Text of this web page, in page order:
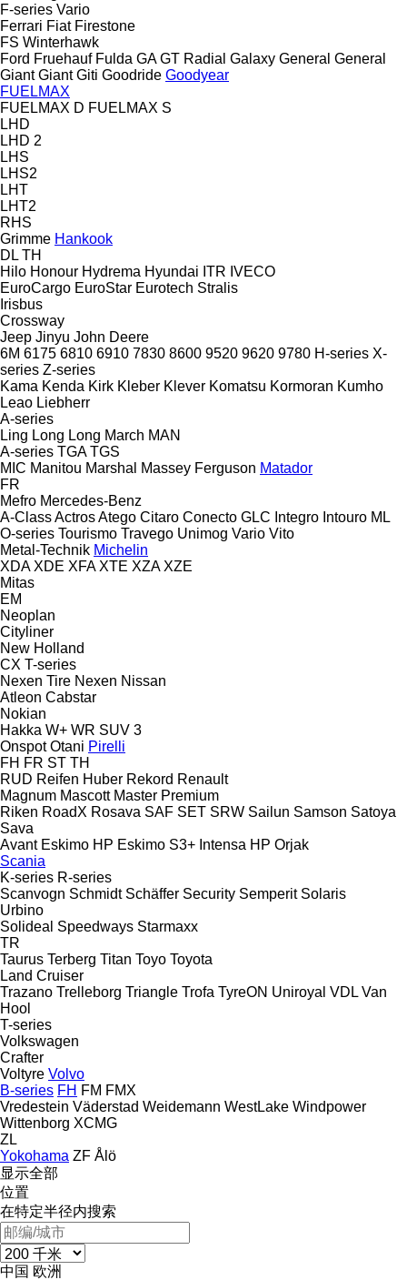
F-series Vario
Ferrari Fiat Firestone
FS Winterhawk
Ford Fruehauf Fulda GA GT Radial Galaxy General General
Giant Giant Giti Goodride Goodyear
FUELMAX
FUELMAX D FUELMAX S
LHD
LHD 2
LHS
LHS2
LHT
LHT2
RHS
Grimme Hankook
DL TH
Hilo Honour Hydrema Hyundai ITR IVECO
EuroCargo EuroStar Eurotech Stralis
Irisbus
Crossway
Jeep Jinyu John Deere
6M 6175 6810 6910 7830 8600 9520 9620 9780 H-series X-
series Z-series
Kama Kenda Kirk Kleber Klever Komatsu Kormoran Kumho
Leao Liebherr
A-series
Ling Long Long March MAN
A-series TGA TGS
MIC Manitou Marshal Massey Ferguson Matador
FR
Mefro Mercedes-Benz
A-ClassActrosAtego Citaro Conecto GLC Integro Intouro ML
O-series Tourismo Travego Unimog Vario Vito
Metal-Technik Michelin
XDA XDE XFA XTE XZA XZE
Mitas
EM
Neoplan
Cityliner
New Holland
CX T-series
Nexen Tire Nexen Nissan
Atleon Cabstar
Nokian
Hakka W+ WR SUV 3
Onspot Otani Pirelli
FH FR ST TH
RUD Reifen Huber Rekord Renault
Magnum Mascott Master Premium
Riken RoadX Rosava SAF SET SRW Sailun Samson Satoya
Sava
Avant Eskimo HP Eskimo S3+ Intensa HP Orjak
Scania
K-series R-series
Scanvogn Schmidt Schäffer Security Semperit Solaris
Urbino
Solideal Speedways Starmaxx
TR
Taurus Terberg Titan Toyo Toyota
Land Cruiser
Trazano Trelleborg Triangle Trofa TyreON Uniroyal VDL Van
Hool
T-series
Volkswagen
Crafter
Voltyre Volvo
B-series FH FM FMX
Vredestein Väderstad Weidemann WestLake Windpower
Wittenborg XCMG
ZL
Yokohama ZF Ålö
显示全部
位置
在特定半径内搜索
中国 欧洲